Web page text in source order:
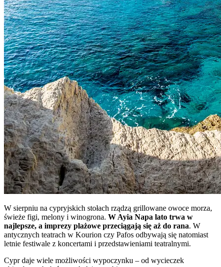
W sierpniu na cypryjskich stołach rządzą grillowane owoce morza,
świeże figi, melony i winogrona. W Ayia Napa lato trwa w
najlepsze, a imprezy plażowe przeciągają się aż do rana. W
antycznych teatrach w Kourion czy Pafos odbywają się natomiast
letnie festiwale z koncertami i przedstawieniami teatralnymi.
Cypr daje wiele możliwości wypoczynku – od wycieczek